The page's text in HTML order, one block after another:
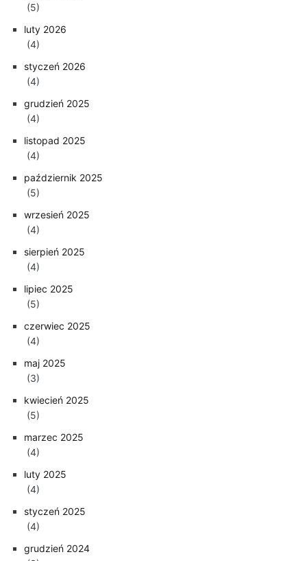
(5)
luty 2026
(4)
styczeń 2026
(4)
grudzień 2025
(4)
listopad 2025
(4)
październik 2025
(5)
wrzesień 2025
(4)
sierpień 2025
(4)
lipiec 2025
(5)
czerwiec 2025
(4)
maj 2025
(3)
kwiecień 2025
(5)
marzec 2025
(4)
luty 2025
(4)
styczeń 2025
(4)
grudzień 2024